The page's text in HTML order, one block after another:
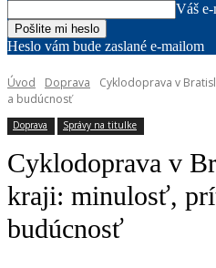
Váš
Heslo vám bude zaslané e-mailom
Úvod Doprava
Cyklodoprava v
a budúcnosť
Doprava Správy na titulke
Cyklodoprava v
kraji: minulosť,
budúcnosť